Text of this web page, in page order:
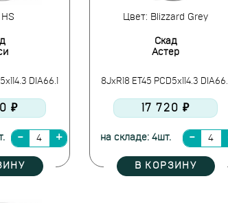
DIA66.1
₽
Цвет: Blizzard Grey
Скад
Астер
8JxR18 ET45 PCD5x114.3 DIA66.1
17 720 ₽
на складе: 4шт.
В КОРЗИНУ